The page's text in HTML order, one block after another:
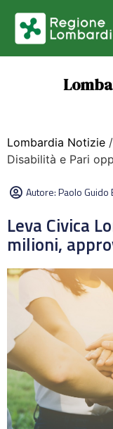
Lombardia Notizie
Disabilità e Pari
Autore:Paolo Guido
Leva Civica
milioni,